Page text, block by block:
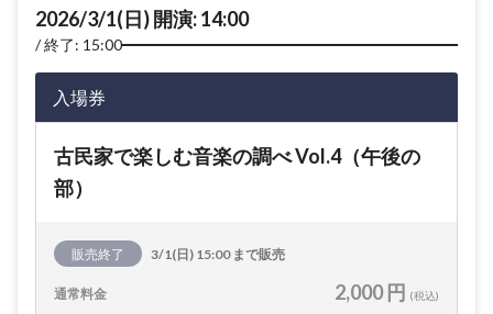
2026/3/1(日) 開演: 14:00
終了: 15:00
入場券
古民家で楽しむ音楽の調べ Vol.4（午後の
部）
販売終了 3/1(日) 15:00 まで販売
通常料金 2,000 円 (税込)